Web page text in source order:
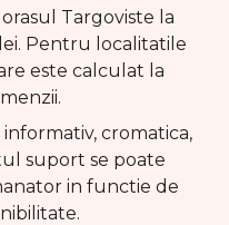
Targoviste la
Pentru localitatile
este calculat la
cromatica,
suport se poate
in functie de